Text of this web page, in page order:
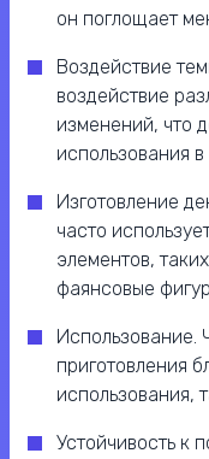
он поглощает
Воздействие
воздействие
изменений, что
использования
Изготовление
часто
элементов,
фаянсовые
Использование.
приготовления
использования,
Устойчивость к